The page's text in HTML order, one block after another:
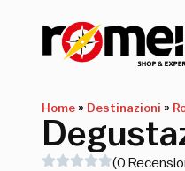
Home » Destinazioni »
(0